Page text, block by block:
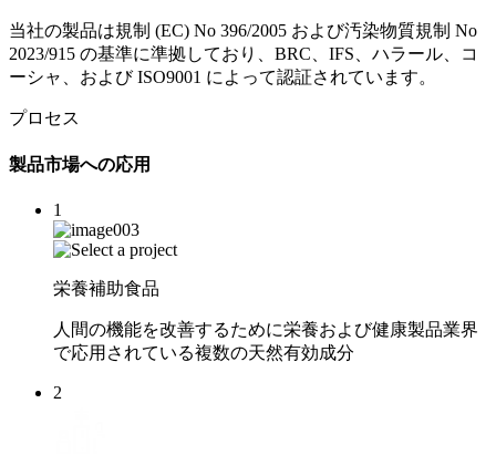
当社の製品は規制 (EC) No 396/2005 および汚染物質規制 No
2023/915 の基準に準拠しており、BRC、IFS、ハラール、コ
ーシャ、および ISO9001 によって認証されています。
プロセス
製品市場への応用
1
栄養補助食品
人間の機能を改善するために栄養および健康製品業界
で応用されている複数の天然有効成分
2